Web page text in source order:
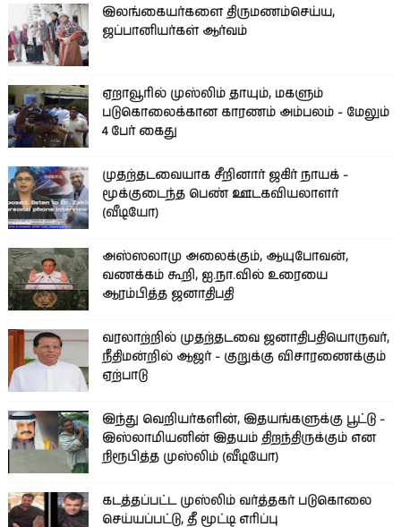
இலங்கையர்களை திருமணம்செய்ய,
ஜப்பானியர்கள் ஆர்வம்
ஏறாவூரில் முஸ்லிம் தாயும், மகளும்
படுகொலைக்கான காரணம் அம்பலம் - மேலும்
4 பேர் கைது
முதற்தடவையாக சீறினார் ஜகிர் நாயக் -
மூக்குடைந்த பெண் ஊடகவியலாளர்
(வீடியோ)
அஸ்ஸலாமு அலைக்கும், ஆயுபோவன்,
வணக்கம் கூறி, ஐ.நா.வில் உரையை
ஆரம்பித்த ஜனாதிபதி
வரலாற்றில் முதற்தடவை ஜனாதிபதியொருவர்,
நீதிமன்றில் ஆஜர் - குறுக்கு விசாரணைக்கும்
ஏற்பாடு
இந்து வெறியர்களின், இதயங்களுக்கு பூட்டு -
இஸ்லாமியனின் இதயம் திறந்திருக்கும் என
நிரூபித்த முஸ்லிம் (வீடியோ)
கடத்தப்பட்ட முஸ்லிம் வர்த்தகர் படுகொலை
செய்யப்பட்டு, தீ மூட்டி எரிப்பு